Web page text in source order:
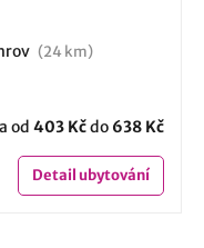
(24 km)
od 403 Kčdo 638 Kč
Detailubytování